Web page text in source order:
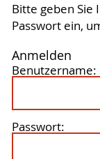
Bitte geben Sie
Passwort ein,
Anmelden
Benutzername:
Passwort: